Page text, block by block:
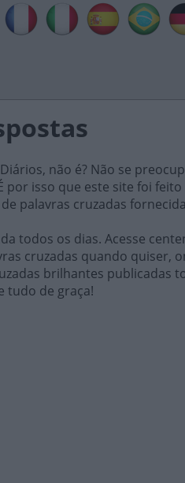
não é? Não se
por isso que este site foi feito
palavras cruzadas
todos os dias. Acesse
cruzadas quando quiser,
brilhantes publicadas
tudo de graça!